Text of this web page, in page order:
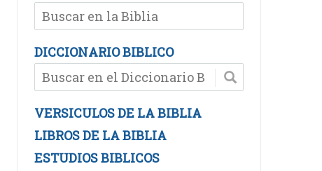
DICCIONARIO BIBLICO
VERSICULOS DE LA BIBLIA
LIBROS DE LA BIBLIA
ESTUDIOS BIBLICOS